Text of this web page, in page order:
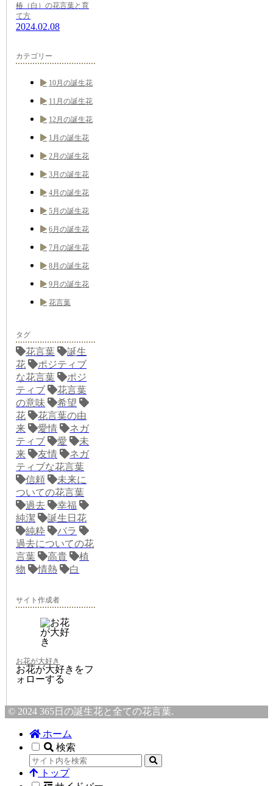
椿（白）の花言葉と育
て方
2024.02.08
カテゴリー
10月の誕生花
11月の誕生花
12月の誕生花
1月の誕生花
2月の誕生花
3月の誕生花
4月の誕生花
5月の誕生花
6月の誕生花
7月の誕生花
8月の誕生花
9月の誕生花
花言葉
タグ
花言葉
誕生
花
ポジティブ
な花言葉
ポジ
ティブ
花言葉
の意味
希望
花
花言葉の由
来
愛情
ネガ
ティブ
愛
未
来
友情
ネガ
ティブな花言葉
信頼
未来に
ついての花言葉
過去
幸福
純潔
誕生日花
純粋
バラ
過去についての花
言葉
高貴
植
物
情熱 白
サイト作成者
お花が大好き
お花が大好きをフ
ォローする
© 2024 365日の誕生花と全ての花言葉.
ホーム
検索
トップ